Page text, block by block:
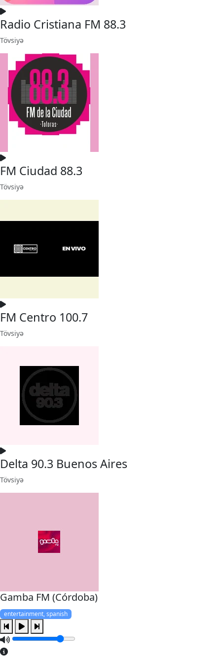
Radio Cristiana FM 88.3
Tövsiyə
FM Ciudad 88.3
Tövsiyə
FM Centro 100.7
Tövsiyə
Delta 90.3 Buenos Aires
Tövsiyə
Gamba FM (Córdoba)
entertainment, spanish